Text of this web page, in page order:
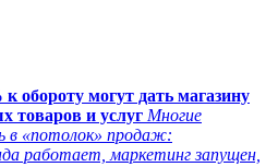
к обороту могут дать магазину
товаров и услуг Многие
в «потолок» продаж:
работает, маркетинг запущен,